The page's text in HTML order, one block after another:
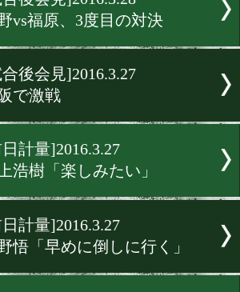
[インタビュー]2016.3.29
野中悠樹「世界に繋げる試
を」
[試合後談話]2016.3.28
井上浩樹のプロ第2戦
[試合後会見]2016.3.28
細野vs福原、3度目の対決